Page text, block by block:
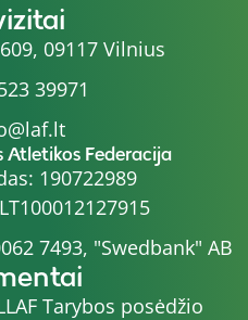
09117 Vilnius
39971
Atletikos Federacija
190722989
7493, "Swedbank" AB
Tarybos posėdžio